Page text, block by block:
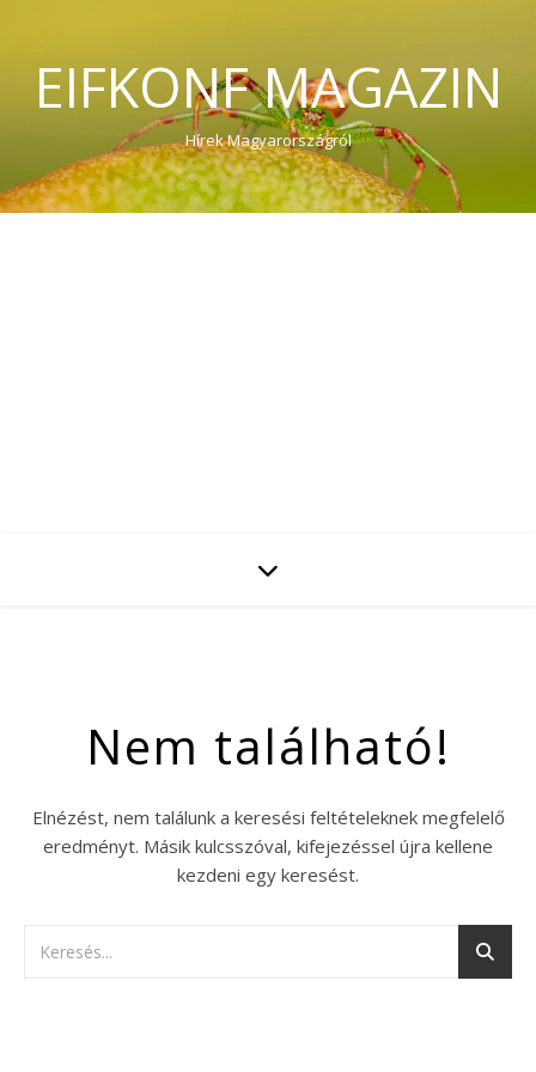
EIFKONF MAGAZIN
Hírek Magyarországról
Nem található!
Elnézést, nem találunk a keresési feltételeknek megfelelő
eredményt. Másik kulcsszóval, kifejezéssel újra kellene
kezdeni egy keresést.